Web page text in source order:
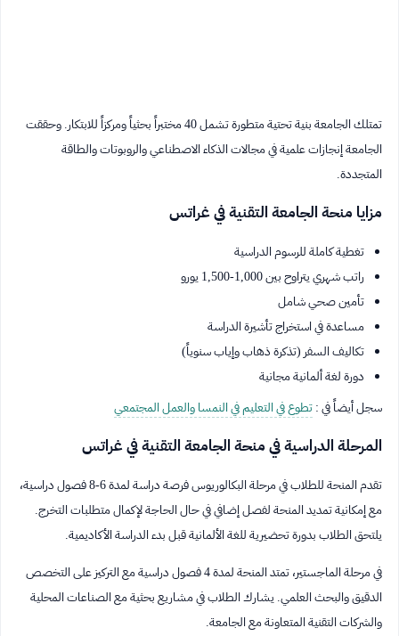
تمتلك الجامعة بنية تحتية متطورة تشمل 40 مختبراً بحثياً ومركزاً للابتكار. وحققت
الجامعة إنجازات علمية في مجالات الذكاء الاصطناعي والروبوتات والطاقة
المتجددة.
مزايا منحة الجامعة التقنية في غراتس
تغطية كاملة للرسوم الدراسية
راتب شهري يتراوح بين 1,000-1,500 يورو
تأمين صحي شامل
مساعدة في استخراج تأشيرة الدراسة
تكاليف السفر (تذكرة ذهاب وإياب سنوياً)
دورة لغة ألمانية مجانية
سجل أيضاً في :تطوع في التعليم في النمسا والعمل المجتمعي
المرحلة الدراسية في منحة الجامعة التقنية في غراتس
تقدم المنحة للطلاب في مرحلة البكالوريوس فرصة دراسة لمدة 6-8 فصول دراسية،
مع إمكانية تمديد المنحة لفصل إضافي في حال الحاجة لإكمال متطلبات التخرج.
يلتحق الطلاب بدورة تحضيرية للغة الألمانية قبل بدء الدراسة الأكاديمية.
في مرحلة الماجستير، تمتد المنحة لمدة 4 فصول دراسية مع التركيز على التخصص
الدقيق والبحث العلمي. يشارك الطلاب في مشاريع بحثية مع الصناعات المحلية
والشركات التقنية المتعاونة مع الجامعة.